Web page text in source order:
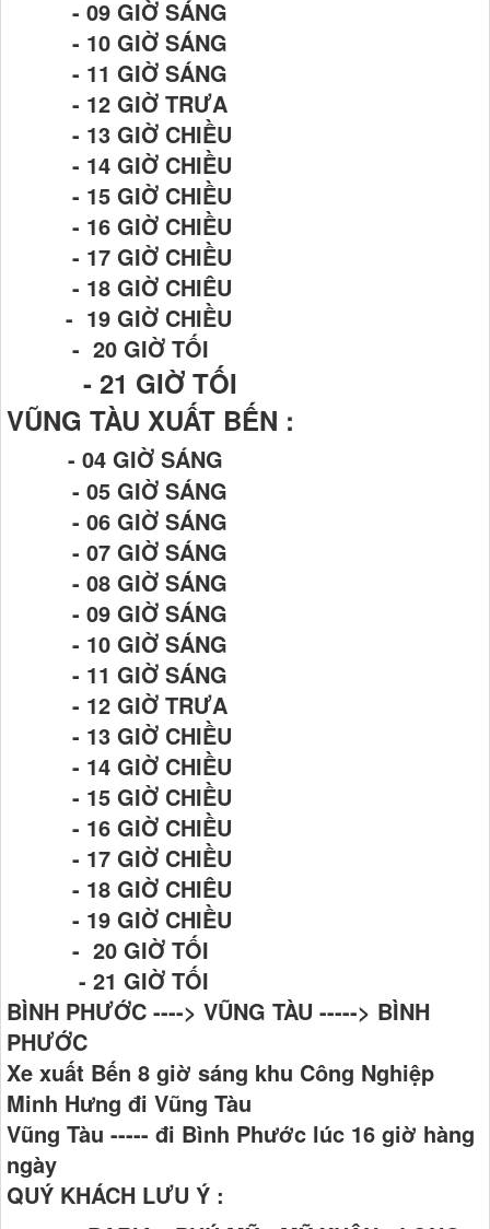
- 09 GIỜ SÁNG
- 10 GIỜ SÁNG
- 11 GIỜ SÁNG
- 12 GIỜ TRƯA
- 13 GIỜ CHIỀU
- 14 GIỜ CHIỀU
- 15 GIỜ CHIỀU
- 16 GIỜ CHIỀU
- 17 GIỜ CHIỀU
- 18 GIỜ CHIÊU
- 19 GIỜ CHIỀU
- 20 GIỜ TỐI
- 21 GIỜ TỐI
VŨNG TÀU XUẤT BẾN :
- 04 GIỜ SÁNG
- 05 GIỜ SÁNG
- 06 GIỜ SÁNG
- 07 GIỜ SÁNG
- 08 GIỜ SÁNG
- 09 GIỜ SÁNG
- 10 GIỜ SÁNG
- 11 GIỜ SÁNG
- 12 GIỜ TRƯA
- 13 GIỜ CHIỀU
- 14 GIỜ CHIỀU
- 15 GIỜ CHIỀU
- 16 GIỜ CHIỀU
- 17 GIỜ CHIỀU
- 18 GIỜ CHIÊU
- 19 GIỜ CHIỀU
- 20 GIỜ TỐI
- 21 GIỜ TỐI
BÌNH PHƯỚC ----> VŨNG TÀU -----> BÌNH
PHƯỚC
Xe xuất Bến 8 giờ sáng khu Công Nghiệp
Minh Hưng đi Vũng Tàu
Vũng Tàu ----- đi Bình Phước lúc 16 giờ hàng
ngày
QUÝ KHÁCH LƯU Ý :